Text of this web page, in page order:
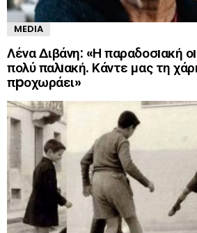
MEDIA
Λένα Διβάνη: «Η παραδοσıακή
πολύ παλıακή. Κάντε μας τη
πpοχωράει»